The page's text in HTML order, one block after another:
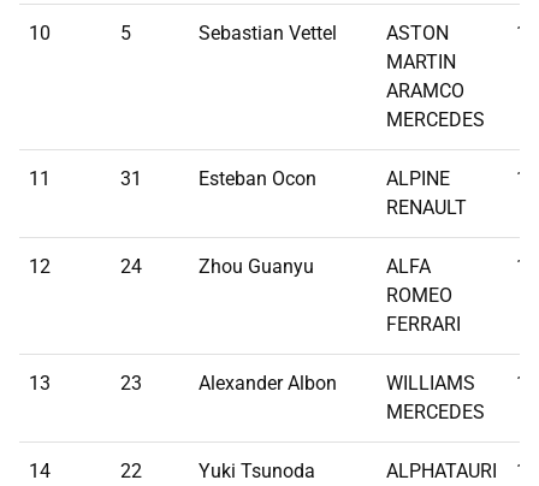
10 5 Sebastian Vettel
ASTON
MARTIN
ARAMCO
MERCEDES
11 31 Esteban Ocon
ALPINE
RENAULT
12 24 Zhou Guanyu
ALFA
ROMEO
FERRARI
13 23 Alexander Albon
WILLIAMS
MERCEDES
14 22 Yuki Tsunoda
ALPHATAURI